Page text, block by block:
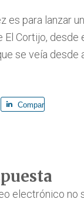
es para lanzar
El Cortijo,
se veía
Comparte
electrónico no